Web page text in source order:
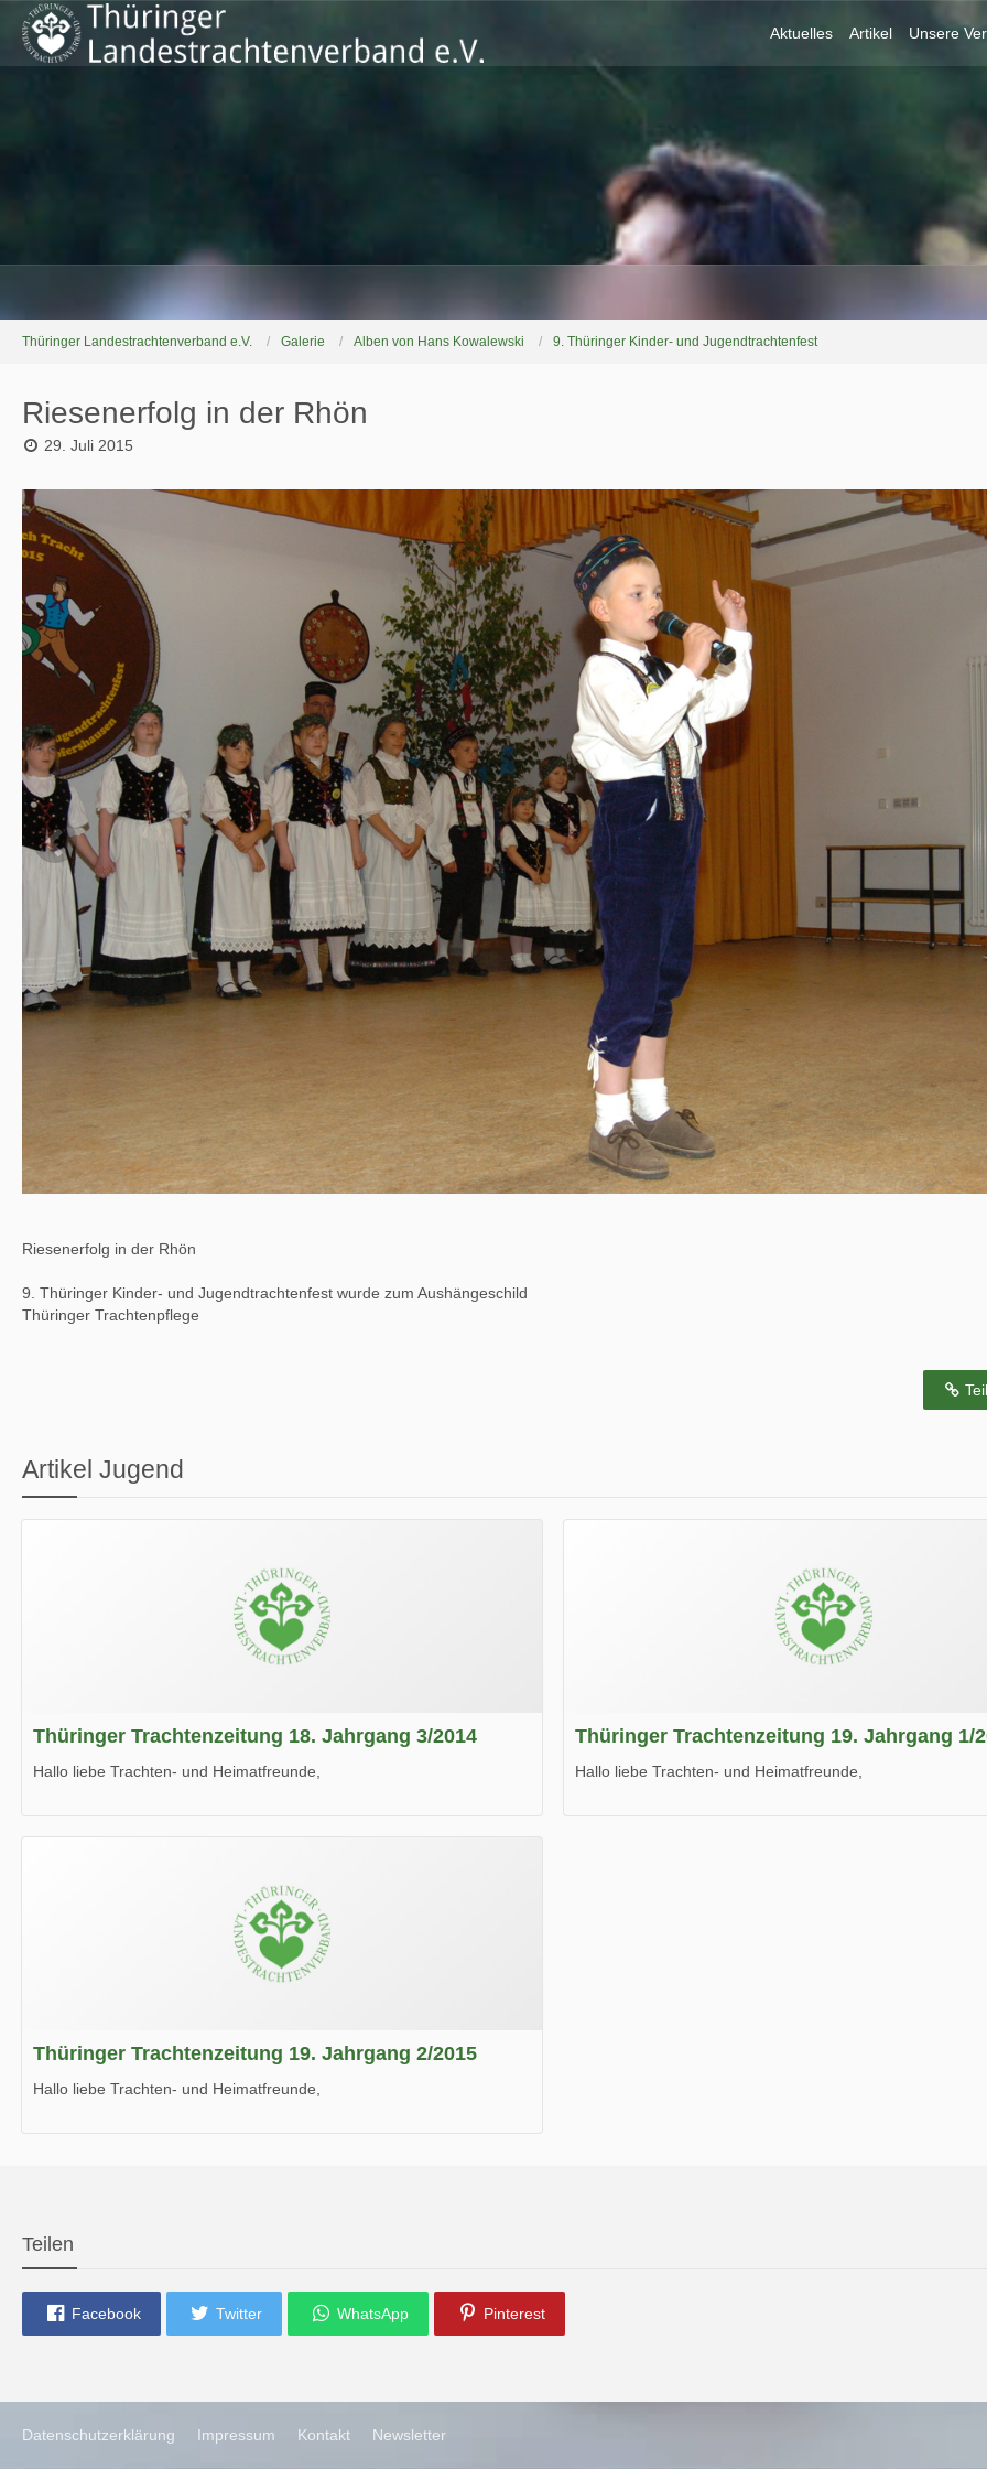
Aktuelles Artikel Unsere
Thüringer Landestrachtenverband e.V. Galerie Alben von Hans Kowalewski 9. Thüringer Kinder- und Jugendtrachtenfest
Riesenerfolg in der Rhön
29. Juli 2015
Riesenerfolg in der Rhön
9. Thüringer Kinder- und Jugendtrachtenfest wurde zum Aushängeschild
Thüringer Trachtenpflege
Artikel Jugend
Thüringer Trachtenzeitung 18. Jahrgang 3/2014
Hallo liebe Trachten- und Heimatfreunde,
Wir wünschen Euch viel Spaß beim Lesen.
Thüringer Trachtenzeitung 19. Jahrgang 1/
Hallo liebe Trachten- und Heimatfreunde,
Thüringer Trachtenzeitung 19. Jahrgang 2/2015
Hallo liebe Trachten- und Heimatfreunde,
Teilen
Facebook Twitter WhatsApp Pinterest
Datenschutzerklärung Impressum Kontakt Newsletter